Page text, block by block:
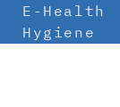
E-Health
Hygiene